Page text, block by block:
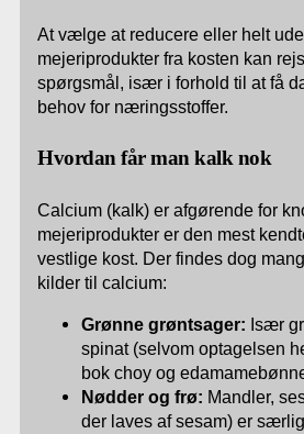
At vælge at reducere eller helt
mejeriprodukter fra kosten kan
spørgsmål, især i forhold til at få
behov for næringsstoffer.
Hvordan får man kalk nok
Calcium (kalk) er afgørende for
mejeriprodukter er den mest
vestlige kost. Der findes dog
kilder til calcium:
Grønne grøntsager: Især
spinat (selvom optagelsen
bok choy og
Nødder og frø: Mandler,
der laves af sesam) er